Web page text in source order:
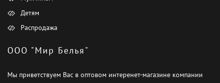
Детям
Распродажа
ООО "Мир Белья"
Мы приветствуем Вас в оптовом интеренет-магазине компании